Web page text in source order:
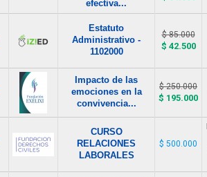
efectiva...
Estatuto
Administrativo -
1102000
$ 85.000
$ 42.500
Impacto de las
emociones en la
convivencia...
$ 250.000
$ 195.000
CURSO
RELACIONES
LABORALES
$ 500.000